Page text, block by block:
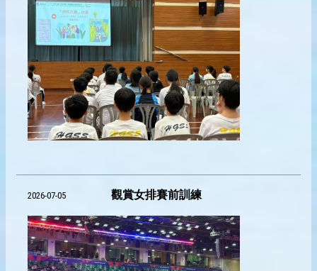
2026-07-05 觀賞女排賽前訓練